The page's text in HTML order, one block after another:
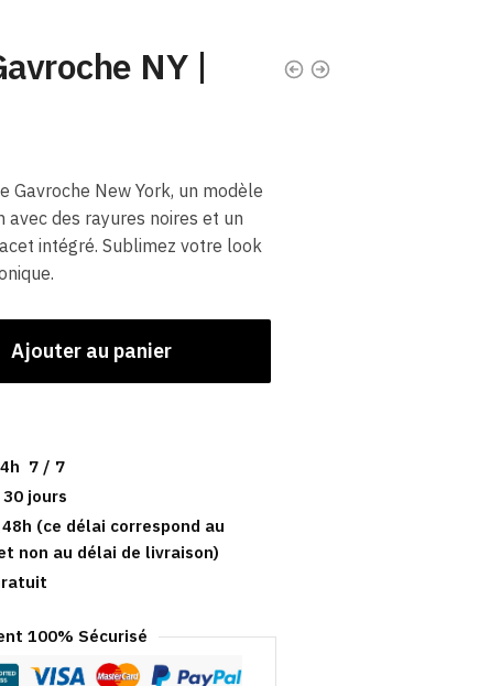
NY |
Gavroche New York, un modèle
des rayures noires et un
intégré. Sublimez votre look
Ajouter au panier
7 / 7
30 jours
(ce délai correspond au
non au délai de livraison)
100% Sécurisé